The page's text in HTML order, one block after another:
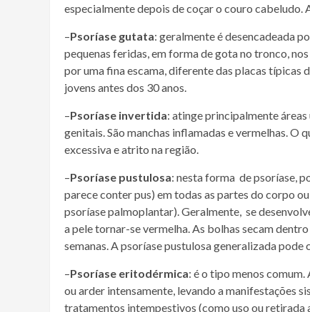
especialmente depois de coçar o couro cabeludo.
–Psoríase gutata: geralmente é desencadeada
pequenas feridas, em forma de gota no tronco,
por uma fina escama, diferente das placas típicas
jovens antes dos 30 anos.
–Psoríase invertida: atinge principalmente
genitais. São manchas inflamadas e vermelhas. O
excessiva e atrito na região.
–Psoríase pustulosa: nesta forma de psoríase,
parece conter pus) em todas as partes do corpo
psoríase palmoplantar). Geralmente, se
a pele tornar-se vermelha. As bolhas secam
semanas. A psoríase pustulosa generalizada
–Psoríase eritodérmica: é o tipo menos
ou arder intensamente, levando a manifestações
tratamentos intempestivos (como uso ou